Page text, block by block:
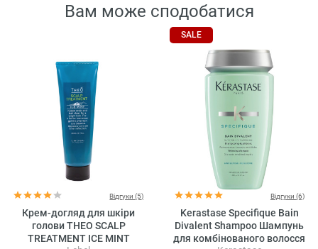
Вам може сподобатися
Відгуки (5)
Крем-догляд для шкіри
голови THEO SCALP
TREATMENT ICE MINT
SALE
Відгуки (6)
Kerastase Specifique Bain
Divalent Shampoo Шампунь
для комбінованого волосся